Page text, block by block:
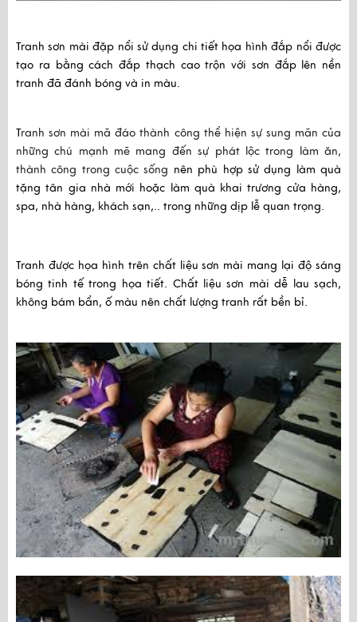
Tranh sơn mài đặp nổi sử dụng chi tiết họa hình đắp nổi được
tạo ra bằng cách đắp thạch cao trộn với sơn đắp lên nền
tranh đã đánh bóng và in màu.
Tranh sơn mài mã đáo thành công thể hiện sự sung mãn của
những chú mạnh mẽ mang đến sự phát lộc trong làm ăn,
thành công trong cuộc sống nên phù hợp sử dụng làm quà
tặng tân gia nhà mới hoặc làm quà khai trương cửa hàng,
spa, nhà hàng, khách sạn,.. trong những dịp lễ quan trọng.
Tranh được họa hình trên chất liệu sơn mài mang lại độ sáng
bóng tinh tế trong họa tiết. Chất liệu sơn mài dễ lau sạch,
không bám bẩn, ố màu nên chất lượng tranh rất bền bỉ.